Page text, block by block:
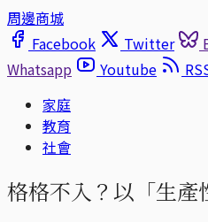
周邊商城
Facebook
Twitter
Whatsapp
Youtube
家庭
教育
社會
格格不入？以「生產